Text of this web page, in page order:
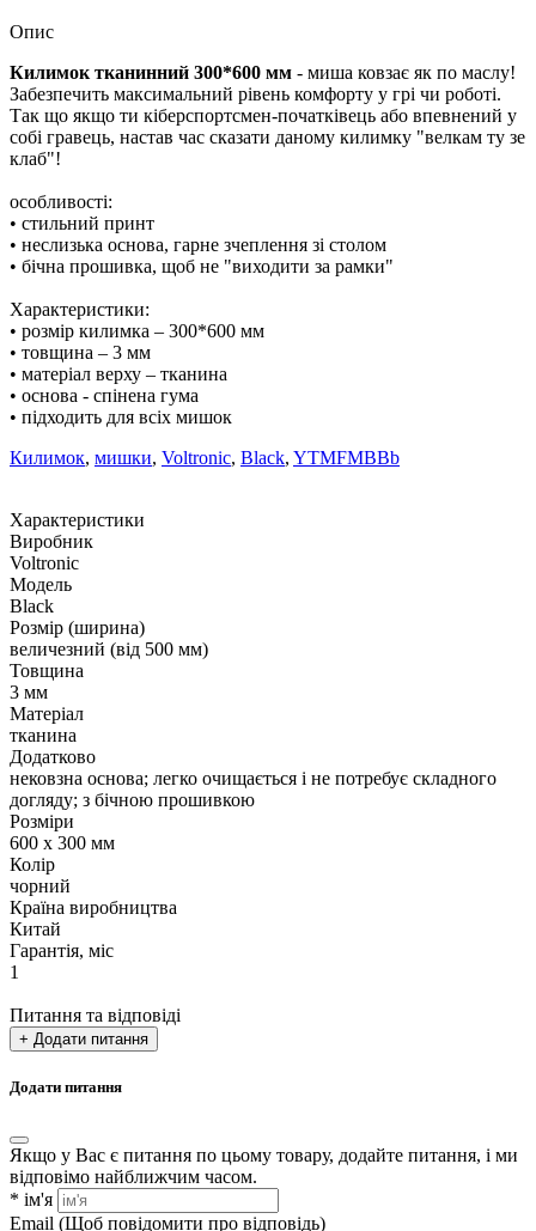
Опис
Килимок тканинний 300*600 мм - миша ковзає як по маслу!
Забезпечить максимальний рівень комфорту у грі чи роботі.
Так що якщо ти кіберспортсмен-початківець або впевнений у
собі гравець, настав час сказати даному килимку "велкам ту зе
клаб"!
особливості:
• стильний принт
• неслизька основа, гарне зчеплення зі столом
• бічна прошивка, щоб не "виходити за рамки"
Характеристики:
• розмір килимка – 300*600 мм
• товщина – 3 мм
• матеріал верху – тканина
• основа - спінена гума
• підходить для всіх мишок
Килимок, мишки, Voltronic, Black, YTMFMBBb
Характеристики
Виробник
Voltronic
Модель
Black
Розмір (ширина)
величезний (від 500 мм)
Товщина
3 мм
Матеріал
тканина
Додатково
нековзна основа; легко очищається і не потребує складного
догляду; з бічною прошивкою
Розміри
600 х 300 мм
Колір
чорний
Країна виробництва
Китай
Гарантія, міс
1
Питання та відповіді
+ Додати питання
Додати питання
Якщо у Вас є питання по цьому товару, додайте питання, і ми
відповімо найближчим часом.
* ім'я
Email (Щоб повідомити про відповідь)